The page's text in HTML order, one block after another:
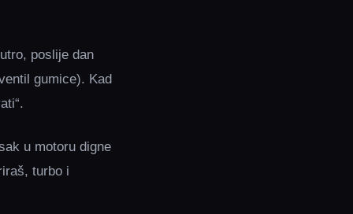
poslije dan
gumice). Kad
u motoru digne
turbo i